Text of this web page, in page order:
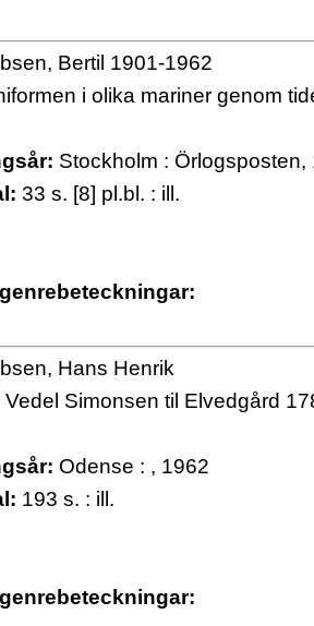
Bertil 1901-1962
i olika mariner genom
Stockholm :
33 s. [8] pl.bl. : ill.
Hans Henrik
Vedel Simonsen til Elvedgård
Odense : , 1962
193 s. : ill.